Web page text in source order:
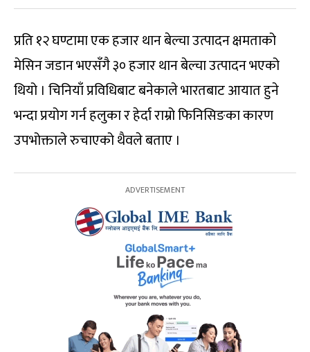
प्रति १२ घण्टामा एक हजार थान बेल्चा उत्पादन क्षमताको
मेसिन जडान भएसँगै ३० हजार थान बेल्चा उत्पादन भएको
थियो । चिनियाँ प्रविधिबाट बनेकाले भारतबाट आयात हुने
भन्दा प्रयोग गर्न हलुका र हेर्दा राम्रो फिनिसिङका कारण
उपभोक्ताले रुचाएको थैवले बताए ।